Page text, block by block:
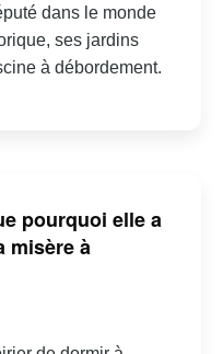
dans le monde
ses jardins
à débordement.
pourquoi elle a
misère à